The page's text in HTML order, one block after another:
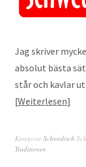
Jag skriver
absolut bästa
står och kavlar
Weiterlesen
Kategorie Schwedisch
Traditionen